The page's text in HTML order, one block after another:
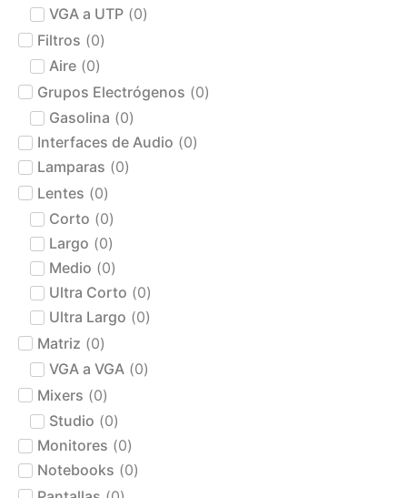
VGA a UTP (0)
Filtros (0)
Aire (0)
Grupos Electrógenos (0)
Gasolina (0)
Interfaces de Audio (0)
Lamparas (0)
Lentes (0)
Corto (0)
Largo (0)
Medio (0)
Ultra Corto (0)
Ultra Largo (0)
Matriz (0)
VGA a VGA (0)
Mixers (0)
Studio (0)
Monitores (0)
Notebooks (0)